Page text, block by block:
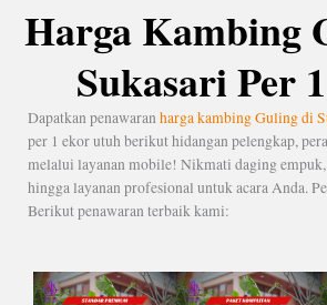
Harga Kambing
Sukasari Per
Dapatkan penawaran harga kambing Guling di
per 1 ekor utuh berikut hidangan pelengkap,
melalui layanan mobile! Nikmati daging empuk,
hingga layanan profesional untuk acara Anda.
Berikut penawaran terbaik kami: